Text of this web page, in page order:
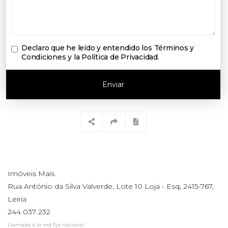
Declaro que he leído y entendido los Términos y
Condiciones y la Política de Privacidad.
Enviar
Imóveis Mais
Rua António da Silva Valverde, Lote 10 Loja - Esq, 2415-767,
Leiria
244 037 232
Llamada a la red fija nacional